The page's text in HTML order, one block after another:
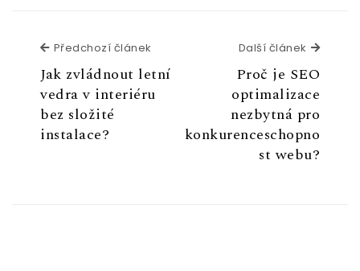
Předchozí článek Předchozí článek
Jak zvládnout letní
vedra v interiéru
bez složité
instalace?
Další článek Další
Proč je SEO
optimalizace
nezbytná pro
konkurenceschopno
st webu?